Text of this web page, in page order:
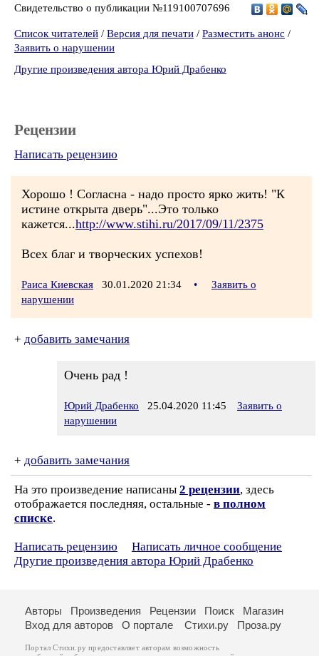
Свидетельство о публикации №119100707696
Список читателей / Версия для печати / Разместить анонс /
Заявить о нарушении
Другие произведения автора Юрий Драбенко
Рецензии
Написать рецензию
Хорошо ! Согласна - надо просто ярко жить! "К
истине открыта дверь"...Это только
кажется...http://www.stihi.ru/2017/09/11/2375
Всех благ и творческих успехов!
Раиса Киевская 30.01.2020 21:34 •
Заявить о
нарушении
+ добавить замечания
Очень рад !
Юрий Драбенко 25.04.2020 11:45
Заявить о
нарушении
+ добавить замечания
На это произведение написаны 2 рецензии, здесь
отображается последняя, остальные - в полном
списке.
Написать рецензию
Написать личное сообщение
Другие произведения автора Юрий Драбенко
Авторы Произведения Рецензии Поиск
Магазин
Вход для авторов
О портале Стихи.ру Проза.ру
Портал Стихи.ру предоставляет авторам возможность